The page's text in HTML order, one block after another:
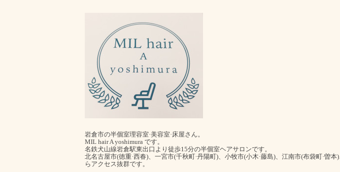
岩倉市の半個室理容室·美容室·床屋さん。
MIL hair A yoshimura です。
名鉄犬山線岩倉駅東出口より徒歩15分の半個室ヘアサロンです。
北名古屋市(徳重·西春)、一宮市(千秋町·丹陽町)、小牧市(小木·藤島)、江南市(布袋町·曽
らアクセス抜群です。